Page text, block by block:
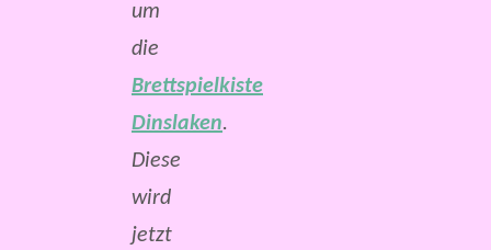
um
die
Brettspielkiste
Dinslaken.
Diese
wird
jetzt